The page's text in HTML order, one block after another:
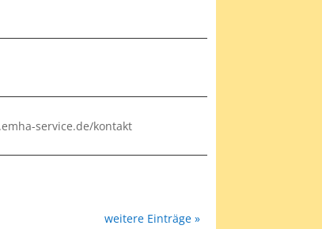
service.de/kontakt
weitere Einträge »